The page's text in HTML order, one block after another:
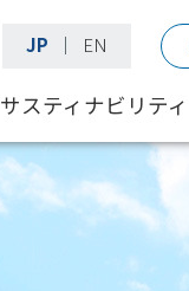
JP ｜ EN
サスティナビリティ